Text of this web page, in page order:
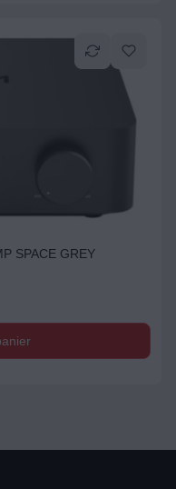
SPACE GREY